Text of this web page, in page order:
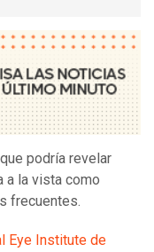
podría revelar
a la vista como
frecuentes.
Eye Institute de